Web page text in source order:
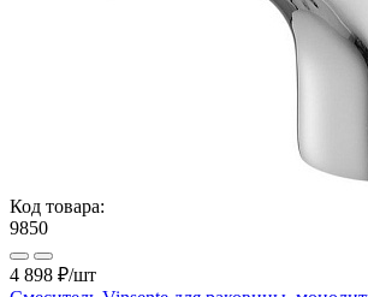
Код товара:
9850
4 898 ₽/шт